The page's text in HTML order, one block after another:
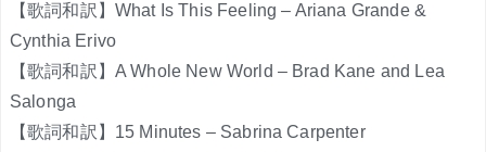
【歌詞和訳】What Is This Feeling – Ariana Grande &
Cynthia Erivo
【歌詞和訳】A Whole New World – Brad Kane and Lea
Salonga
【歌詞和訳】15 Minutes – Sabrina Carpenter